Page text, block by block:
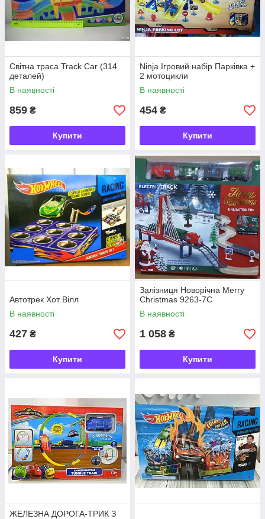
Світна траса Track Car (314
деталей)
В наявності
859 ₴
Купити
Ninja Ігровий набір Парківка +
2 мотоцикли
В наявності
454 ₴
Купити
Автотрек Хот Вілл
В наявності
427 ₴
Купити
Залізниця Новорічна Merry
Christmas 9263-7C
В наявності
1 058 ₴
Купити
ЖЕЛЕЗНА ДОРОГА-ТРИК З